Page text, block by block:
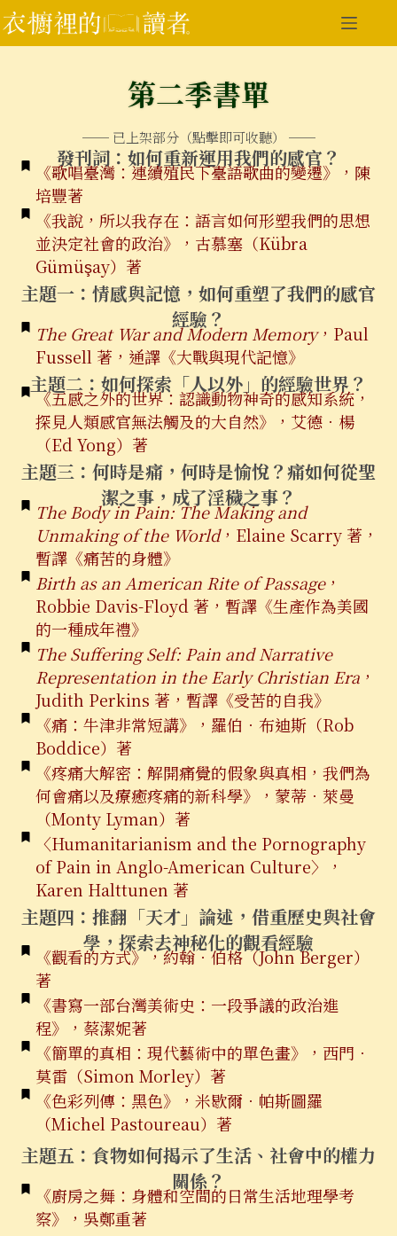
第二季書單
── 已上架部分（點擊即可收聽） ──
發刊詞：如何重新運用我們的感官？
《歌唱臺灣：連續殖民下臺語歌曲的變遷》，陳
培豐著
《我說，所以我存在：語言如何形塑我們的思想
並決定社會的政治》，古慕塞（Kübra
Gümüşay）著
主題一：情感與記憶，如何重塑了我們的感官
經驗？
The Great War and Modern Memory，Paul
Fussell 著，通譯《大戰與現代記憶》
主題二：如何探索「人以外」的經驗世界？
《五感之外的世界：認識動物神奇的感知系統，
探見人類感官無法觸及的大自然》，艾德．楊
（Ed Yong）著
主題三：何時是痛，何時是愉悅？痛如何從聖
潔之事，成了淫穢之事？
The Body in Pain: The Making and
Unmaking of the World，Elaine Scarry 著，
暫譯《痛苦的身體》
Birth as an American Rite of Passage，
Robbie Davis-Floyd 著，暫譯《生產作為美國
的一種成年禮》
The Suffering Self: Pain and Narrative
Representation in the Early Christian Era ，
Judith Perkins 著，暫譯《受苦的自我》
《痛：牛津非常短講》，羅伯．布迪斯（Rob
Boddice）著
《疼痛大解密：解開痛覺的假象與真相，我們為
何會痛以及療癒疼痛的新科學》，蒙蒂．萊曼
（Monty Lyman）著
〈Humanitarianism and the Pornography
of Pain in Anglo-American Culture〉，
Karen Halttunen 著
主題四：推翻「天才」論述，借重歷史與社會
學，探索去神秘化的觀看經驗
《觀看的方式》，約翰．伯格（John Berger）
著
《書寫一部台灣美術史：一段爭議的政治進
程》，蔡潔妮著
《簡單的真相：現代藝術中的單色畫》，西門．
莫雷（Simon Morley）著
《色彩列傳：黑色》，米歇爾．帕斯圖羅
（Michel Pastoureau）著
主題五：食物如何揭示了生活、社會中的權力
關係？
《廚房之舞：身體和空間的日常生活地理學考
察》，吳鄭重著